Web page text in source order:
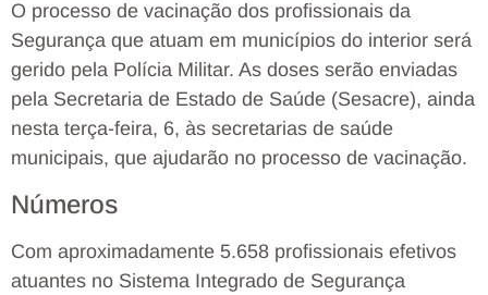
O processo de vacinação dos profissionais da
Segurança que atuam em municípios do interior será
gerido pela Polícia Militar. As doses serão enviadas
pela Secretaria de Estado de Saúde (Sesacre), ainda
nesta terça-feira, 6, às secretarias de saúde
municipais, que ajudarão no processo de vacinação.
Números
Com aproximadamente 5.658 profissionais efetivos
atuantes no Sistema Integrado de Segurança